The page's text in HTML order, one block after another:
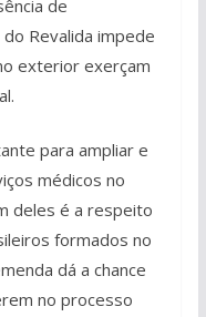
de
Revalida impede
exterior exerçam
para ampliar e
médicos no
deles é a respeito
formados no
dá a chance
no processo